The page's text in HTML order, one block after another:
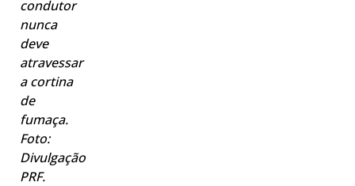
condutor
nunca
deve
atravessar
a cortina
de
fumaça.
Foto:
Divulgação
PRF.